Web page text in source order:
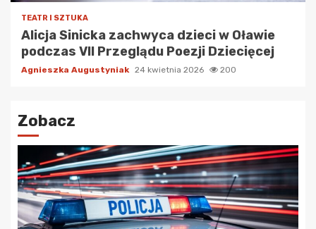
TEATR I SZTUKA
Alicja Sinicka zachwyca dzieci w Oławie
podczas VII Przeglądu Poezji Dziecięcej
Agnieszka Augustyniak 24 kwietnia 2026 200
Zobacz